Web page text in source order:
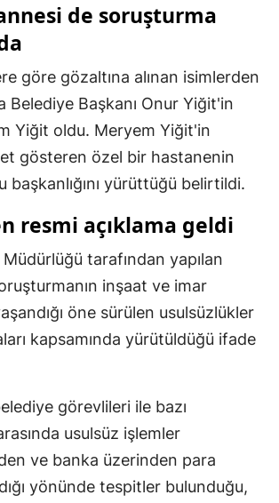
Kocaeli
Kütahya
Malatya
Manisa
Kahramanmaraş
Mardin
Muğla
Muş
Nevşehir
Ordu
Sakarya
de soruşturma
göre gözaltına alınan isimlerden
Belediye Başkanı Onur Yiğit'in
Yiğit oldu. Meryem Yiğit'in
gösteren özel bir hastanenin
başkanlığını yürüttüğü belirtildi.
resmi açıklama geldi
tarafından yapılan
inşaat ve imar
öne sürülen usulsüzlükler
kapsamında yürütüldüğü ifade
görevlileri ile bazı
usulsüz işlemler
ve banka üzerinden para
yönünde tespitler bulunduğu,